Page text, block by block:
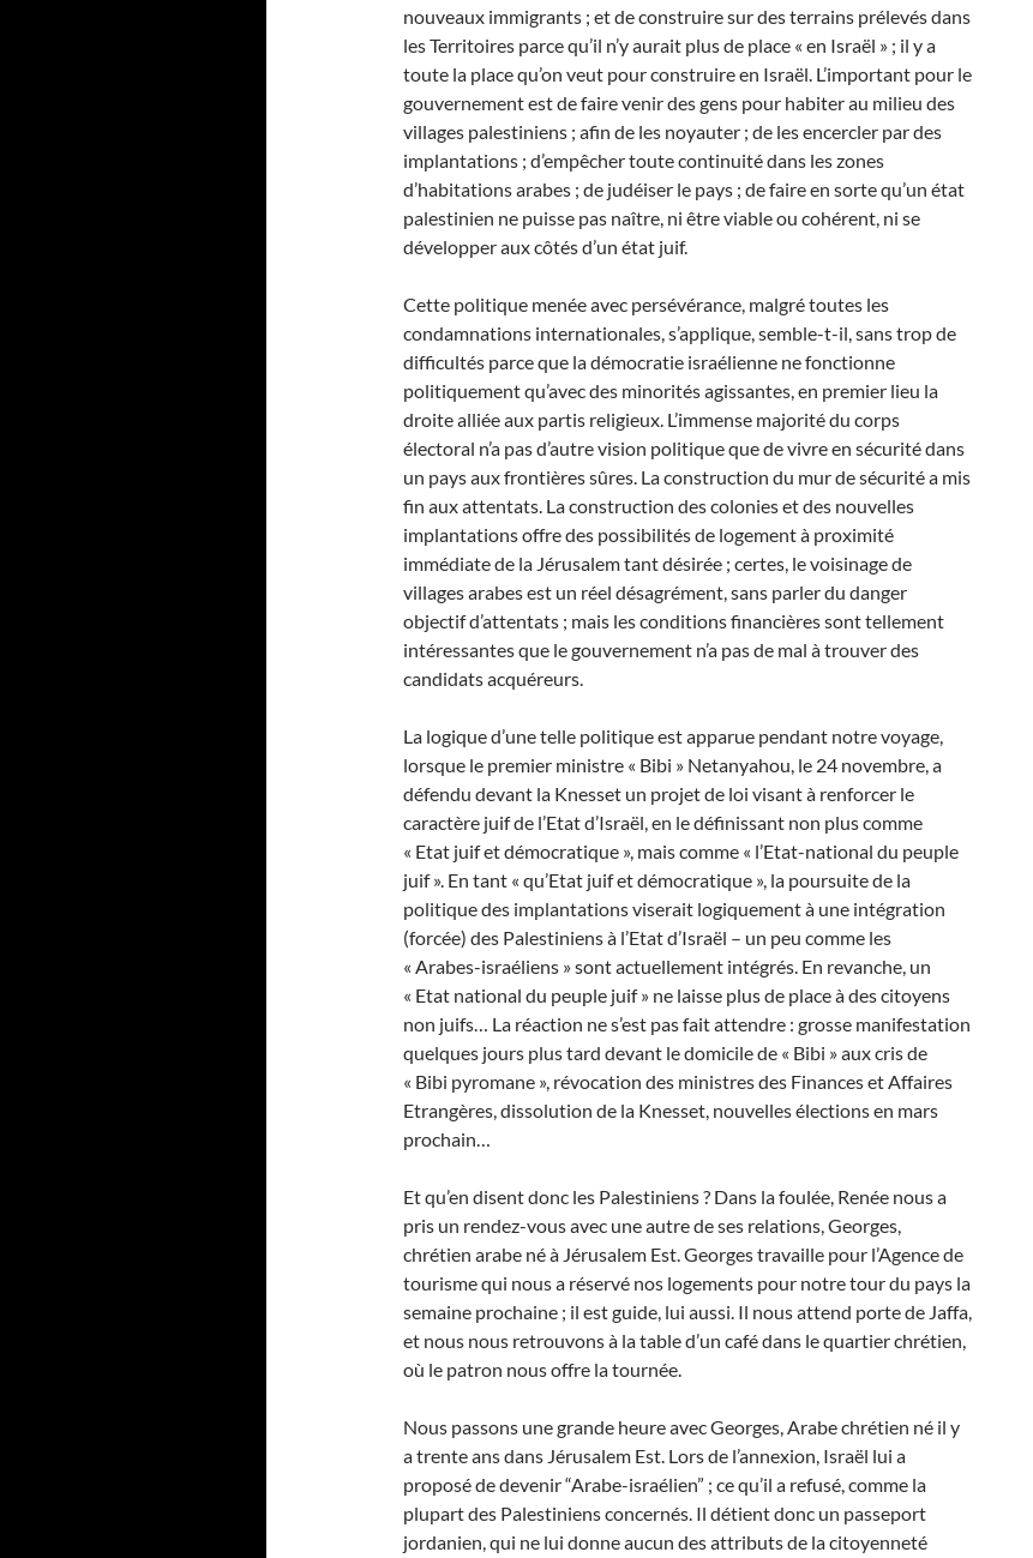
nouveaux immigrants ; et de construire sur des terrains prélevés dans
les Territoires parce qu’il n’y aurait plus de place « en Israël » ; il y a
toute la place qu’on veut pour construire en Israël. L’important pour le
gouvernement est de faire venir des gens pour habiter au milieu des
villages palestiniens ; afin de les noyauter ; de les encercler par des
implantations ; d’empêcher toute continuité dans les zones
d’habitations arabes ; de judéiser le pays ; de faire en sorte qu’un état
palestinien ne puisse pas naître, ni être viable ou cohérent, ni se
développer aux côtés d’un état juif.
Cette politique menée avec persévérance, malgré toutes les
condamnations internationales, s’applique, semble-t-il, sans trop de
difficultés parce que la démocratie israélienne ne fonctionne
politiquement qu’avec des minorités agissantes, en premier lieu la
droite alliée aux partis religieux. L’immense majorité du corps
électoral n’a pas d’autre vision politique que de vivre en sécurité dans
un pays aux frontières sûres. La construction du mur de sécurité a mis
fin aux attentats. La construction des colonies et des nouvelles
implantations offre des possibilités de logement à proximité
immédiate de la Jérusalem tant désirée ; certes, le voisinage de
villages arabes est un réel désagrément, sans parler du danger
objectif d’attentats ; mais les conditions financières sont tellement
intéressantes que le gouvernement n’a pas de mal à trouver des
candidats acquéreurs.
La logique d’une telle politique est apparue pendant notre voyage,
lorsque le premier ministre « Bibi » Netanyahou, le 24 novembre, a
défendu devant la Knesset un projet de loi visant à renforcer le
caractère juif de l’Etat d’Israël, en le définissant non plus comme
« Etat juif et démocratique », mais comme « l’Etat-national du peuple
juif ». En tant « qu’Etat juif et démocratique », la poursuite de la
politique des implantations viserait logiquement à une intégration
(forcée) des Palestiniens à l’Etat d’Israël – un peu comme les
« Arabes-israéliens » sont actuellement intégrés. En revanche, un
« Etat national du peuple juif » ne laisse plus de place à des citoyens
non juifs… La réaction ne s’est pas fait attendre : grosse manifestation
quelques jours plus tard devant le domicile de « Bibi » aux cris de
« Bibi pyromane », révocation des ministres des Finances et Affaires
Etrangères, dissolution de la Knesset, nouvelles élections en mars
prochain…
Et qu’en disent donc les Palestiniens ? Dans la foulée, Renée nous a
pris un rendez-vous avec une autre de ses relations, Georges,
chrétien arabe né à Jérusalem Est. Georges travaille pour l’Agence de
tourisme qui nous a réservé nos logements pour notre tour du pays la
semaine prochaine ; il est guide, lui aussi. Il nous attend porte de Jaffa,
et nous nous retrouvons à la table d’un café dans le quartier chrétien,
où le patron nous offre la tournée.
Nous passons une grande heure avec Georges, Arabe chrétien né il y
a trente ans dans Jérusalem Est. Lors de l’annexion, Israël lui a
proposé de devenir “Arabe-israélien” ; ce qu’il a refusé, comme la
plupart des Palestiniens concernés. Il détient donc un passeport
jordanien, qui ne lui donne aucun des attributs de la citoyenneté